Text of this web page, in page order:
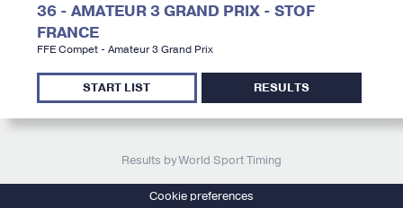
36 - AMATEUR 3 GRAND PRIX - STOF
FRANCE
FFE Compet - Amateur 3 Grand Prix
START LIST RESULTS
Results by World Sport Timing
Cookie preferences